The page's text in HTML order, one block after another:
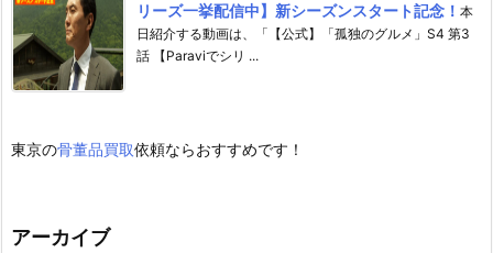
リーズ一挙配信中】新シーズンスタート記念！ 本
日紹介する動画は、「【公式】「孤独のグルメ」S4 第3
話 【Paraviでシリ ...
東京の骨董品買取依頼ならおすすめです！
アーカイブ